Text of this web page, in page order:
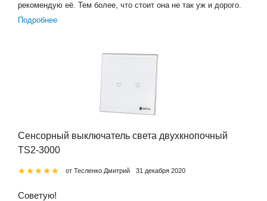
рекомендую её. Тем более, что стоит она не так уж и дорого.
Подробнее
Сенсорный выключатель света двухкнопочный
TS2-3000
от Тесленко Дмитрий 31 декабря 2020
Советую!